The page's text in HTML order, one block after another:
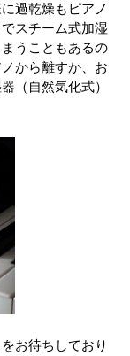
過乾燥もピアノ
スチーム式加湿
うこともあるの
から離すか、お
（自然気化式）
お待ちしており